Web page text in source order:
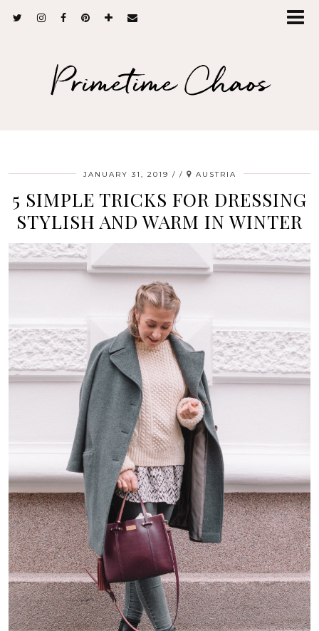
Primetime Chaos
JANUARY 31, 2019 / AUSTRIA
5 SIMPLE TRICKS FOR DRESSING
STYLISH AND WARM IN WINTER